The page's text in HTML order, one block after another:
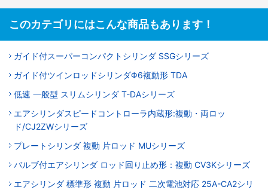
このカテゴリにはこんな商品もあります！
ガイド付スーパーコンパクトシリンダ SSGシリーズ
ガイド付ツインロッドシリンダΦ6複動形 TDA
低速 一般型 スリムシリンダ T-DAシリーズ
エアシリンダスピードコントローラ内蔵形:複動・両ロッ
ド/CJ2ZWシリーズ
プレートシリンダ 複動 片ロッド MUシリーズ
バルブ付エアシリンダ ロッド回り止め形：複動 CV3Kシリーズ
エアシリンダ 標準形 複動 片ロッド 二次電池対応 25A-CA2シリ